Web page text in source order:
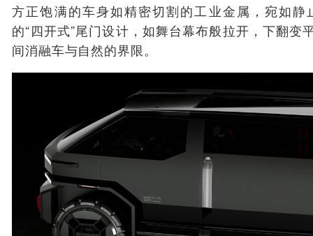
方正饱满的车身如精密切割的工业金属，宛如
的“四开式”尾门设计，如舞台幕布般拉开，下翻
间消融车与自然的界限。